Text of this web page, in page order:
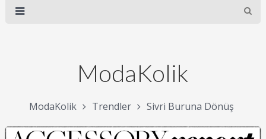
ModaKolik
ModaKolik Trendler Sivri Buruna Dönüş